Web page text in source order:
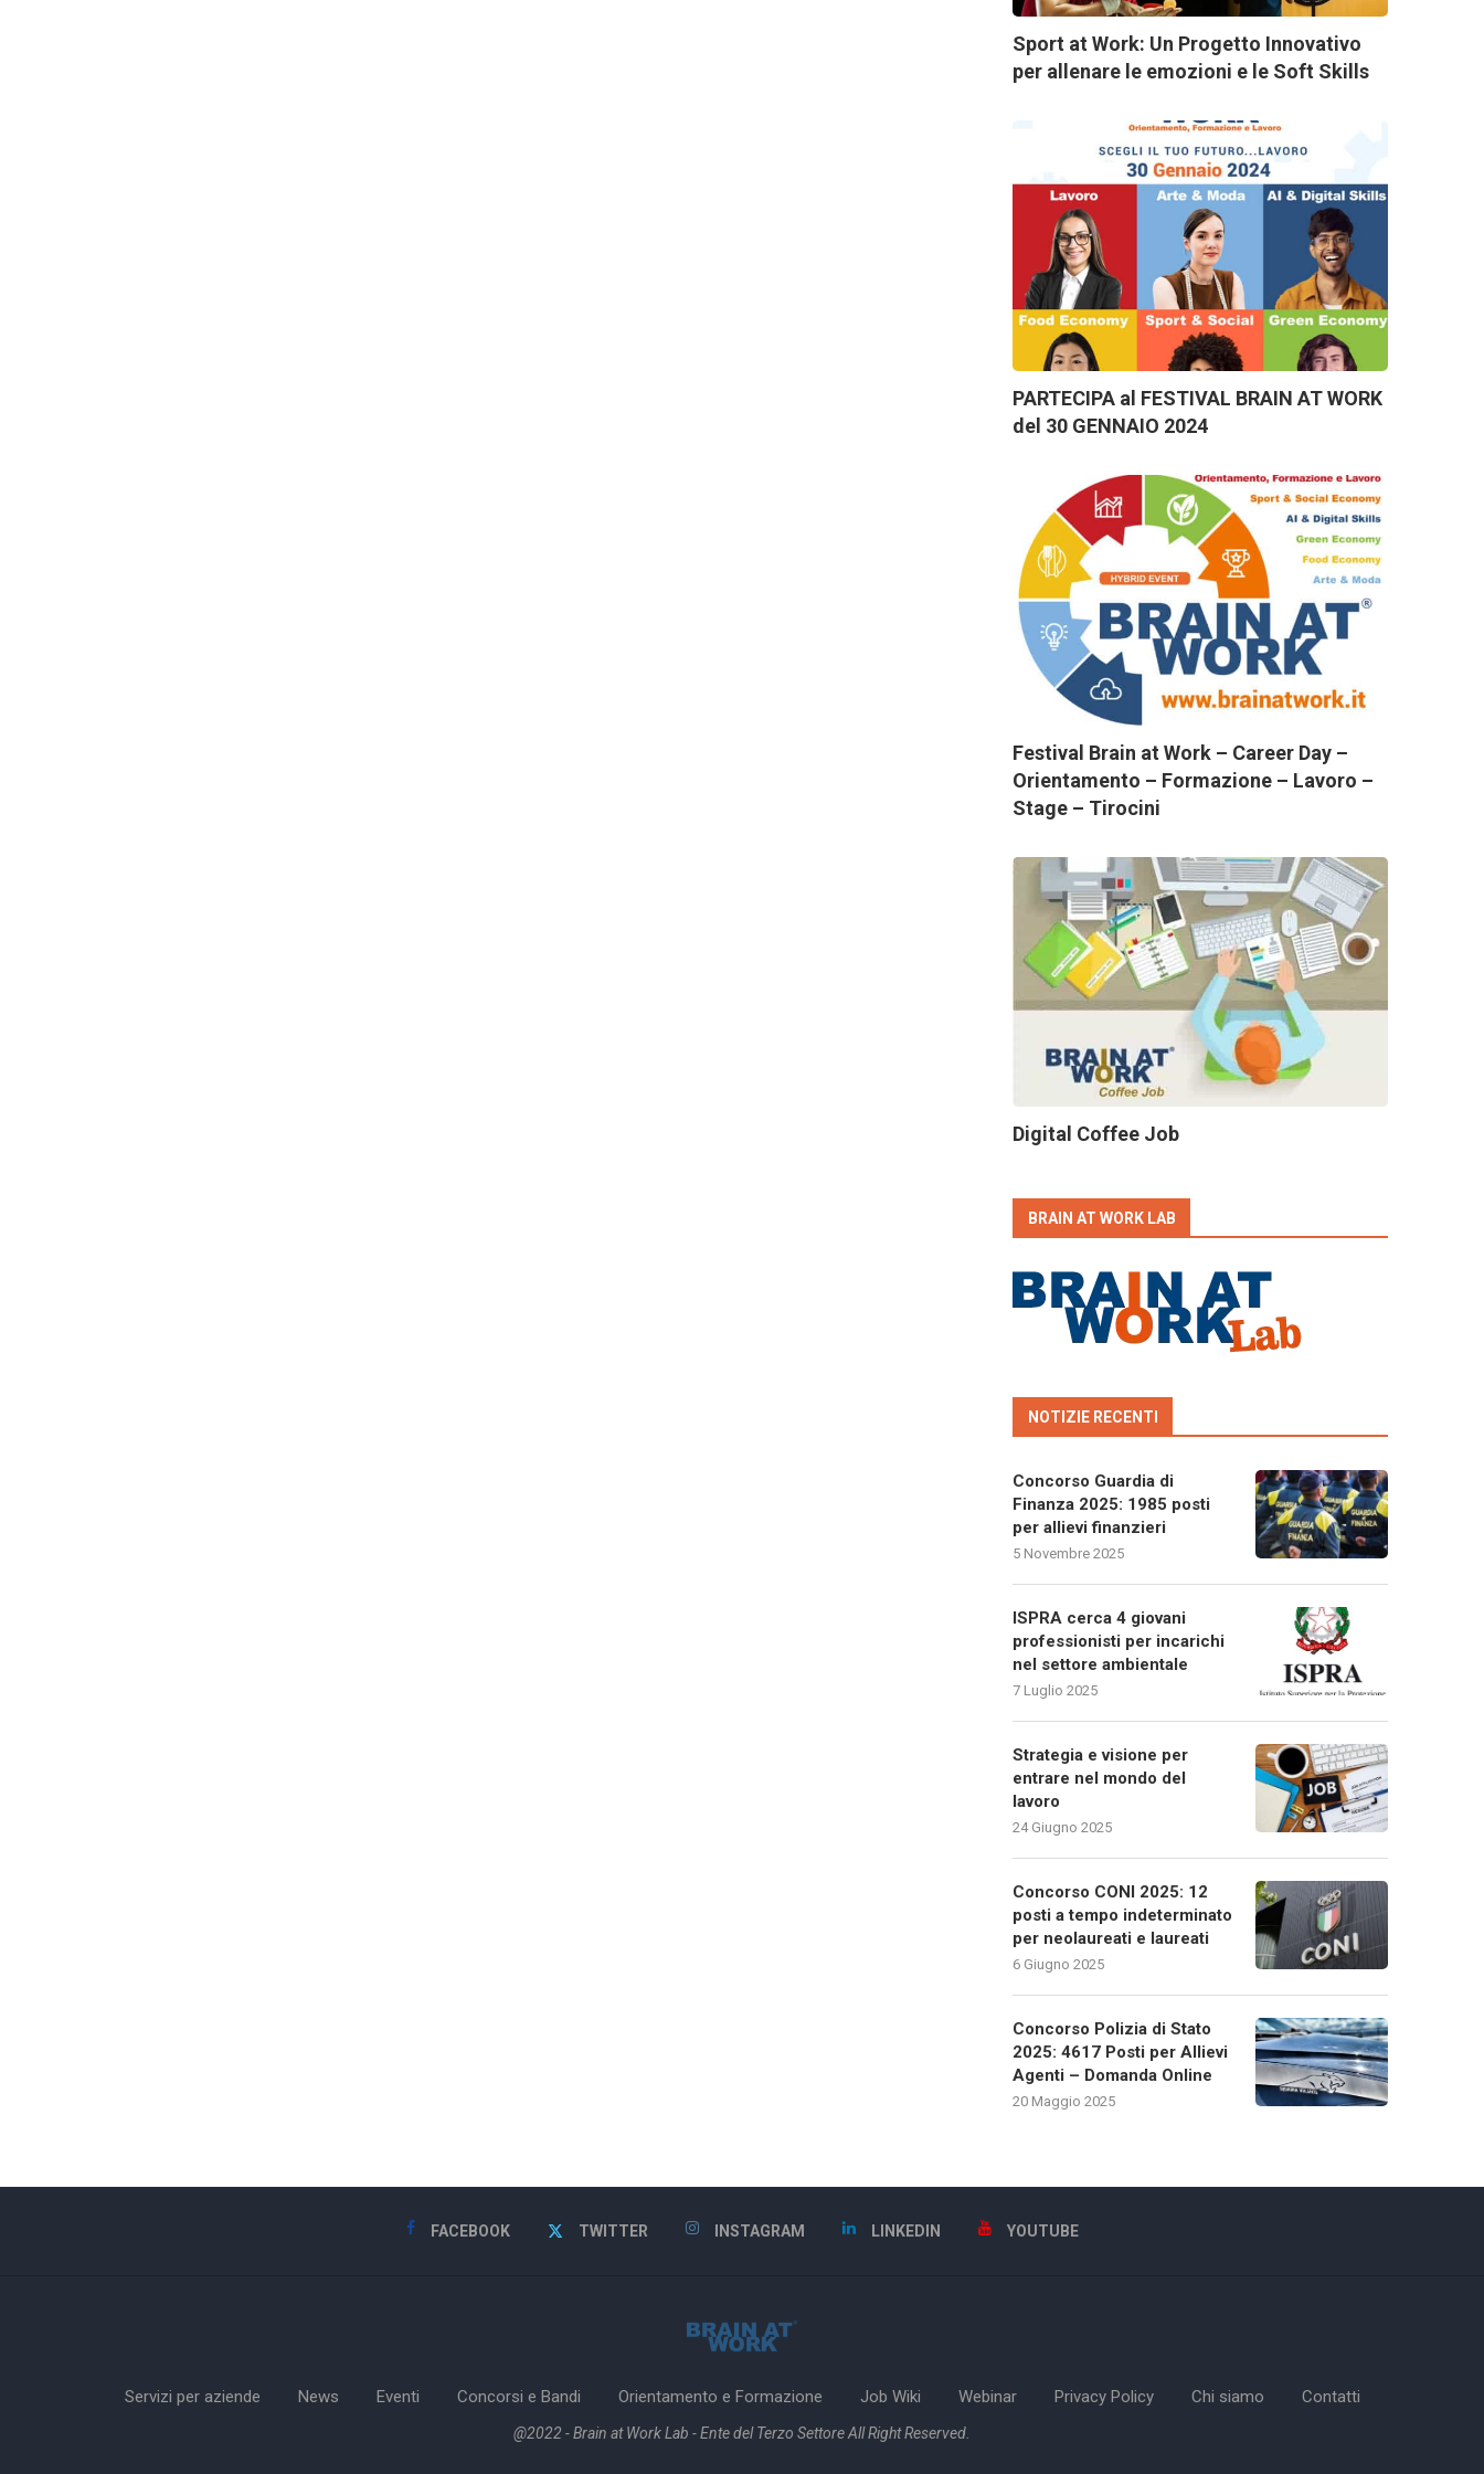
Sport at Work: Un Progetto Innovativo
per allenare le emozioni e le Soft Skills
PARTECIPA al FESTIVAL BRAIN AT WORK
del 30 GENNAIO 2024
Festival Brain at Work – Career Day –
Orientamento – Formazione – Lavoro –
Stage – Tirocini
Digital Coffee Job
BRAIN AT WORK LAB
NOTIZIE RECENTI
Concorso Guardia di
Finanza 2025: 1985 posti
per allievi finanzieri
5 Novembre 2025
ISPRA cerca 4 giovani
professionisti per incarichi
nel settore ambientale
7 Luglio 2025
Strategia e visione per
entrare nel mondo del
lavoro
24 Giugno 2025
Concorso CONI 2025: 12
posti a tempo indeterminato
per neolaureati e laureati
6 Giugno 2025
Concorso Polizia di Stato
2025: 4617 Posti per Allievi
Agenti – Domanda Online
20 Maggio 2025
FACEBOOK TWITTER INSTAGRAM LINKEDIN YOUTUBE
Servizi per aziende News Eventi Concorsi e Bandi Orientamento e Formazione Job Wiki Webinar Privacy Policy Chi siamo Contatti
@2022 - Brain at Work Lab - Ente del Terzo Settore All Right Reserved.